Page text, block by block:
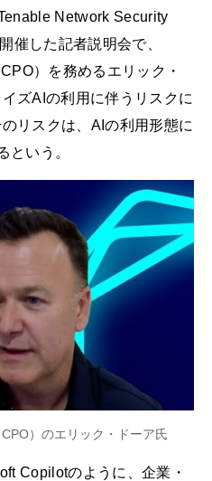
Network Security
催した記者説明会で、
）を務めるエリック・
ズAIの利用に伴うリスクに
リスクは、AIの利用形態に
という。
）のエリック・ドーア氏
Copilotのように、企業・